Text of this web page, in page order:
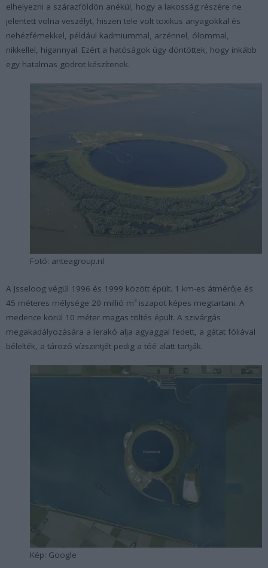
elhelyezni a szárazföldön anékül, hogy a lakosság részére ne
jelentett volna veszélyt, hiszen tele volt toxikus anyagokkal és
nehézfémekkel, például kadmiummal, arzénnel, ólommal,
nikkellel, higannyal. Ezért a hatóságok úgy döntöttek, hogy inkább
egy hatalmas gödröt készítenek.
Fotó: anteagroup.nl
A Jsseloog végül 1996 és 1999 között épült. 1 km-es átmérője és
45 méteres mélysége 20 millió m³ iszapot képes megtartani. A
medence körül 10 méter magas töltés épült. A szivárgás
megakadályozására a lerakó alja agyaggal fedett, a gátat fóliával
bélelték, a tározó vízszintjét pedig a tóé alatt tartják.
Kép: Google